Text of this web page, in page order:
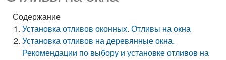
Содержание
Установка отливов оконных. Отливы на окна
Установка отливов на деревянные окна.
Рекомендации по выбору и установке отливов на